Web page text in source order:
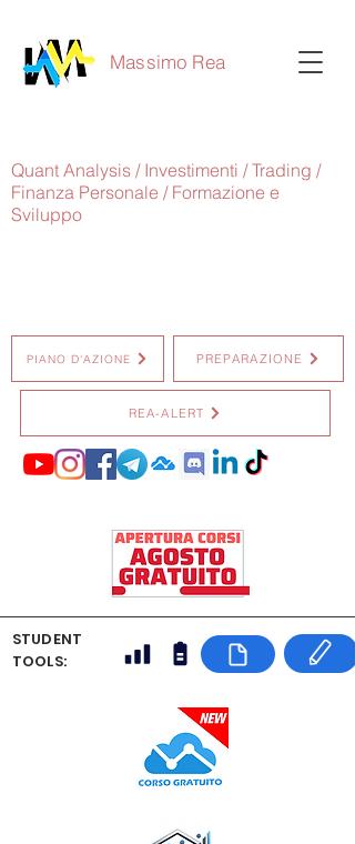
Massimo Rea
Quant Analysis / Investimenti / Trading /
Finanza Personale / Formazione e
Sviluppo
PIANO D'AZIONE PREPARAZIONE
REA-ALERT
STUDENT
TOOLS: